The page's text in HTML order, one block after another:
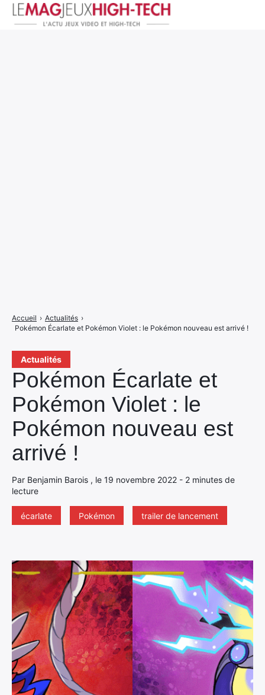
Actualités
Pokémon Écarlate et
Pokémon Violet : le
Pokémon nouveau est
arrivé !
Par Benjamin Barois , le 19 novembre 2022 - 2 minutes de
lecture
écarlate Pokémon trailer de lancement
Accueil › Actualités ›
Pokémon Écarlate et Pokémon Violet : le Pokémon nouveau est arrivé !